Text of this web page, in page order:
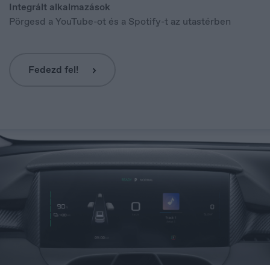
Integrált alkalmazások
Pörgesd a YouTube-ot és a Spotify-t az utastérben
Fedezd fel!